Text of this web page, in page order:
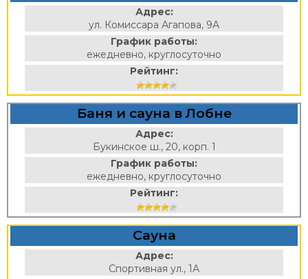
Адрес:
ул. Комиссара Агапова, 9А
График работы:
ежедневно, круглосуточно
Рейтинг:
Баня и сауна в Лобне
Адрес:
Букинское ш., 20, корп. 1
График работы:
ежедневно, круглосуточно
Рейтинг:
Сауна
Адрес:
Спортивная ул., 1А